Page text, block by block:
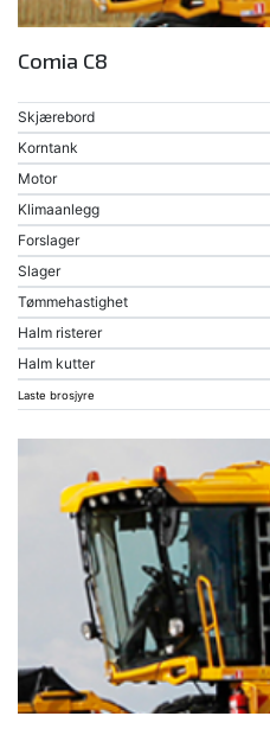
Comia C8
Skjærebord
Korntank
Motor
Klimaanlegg
Forslager
Slager
Tømmehastighet
Halm risterer
Halm kutter
Laste brosjyre